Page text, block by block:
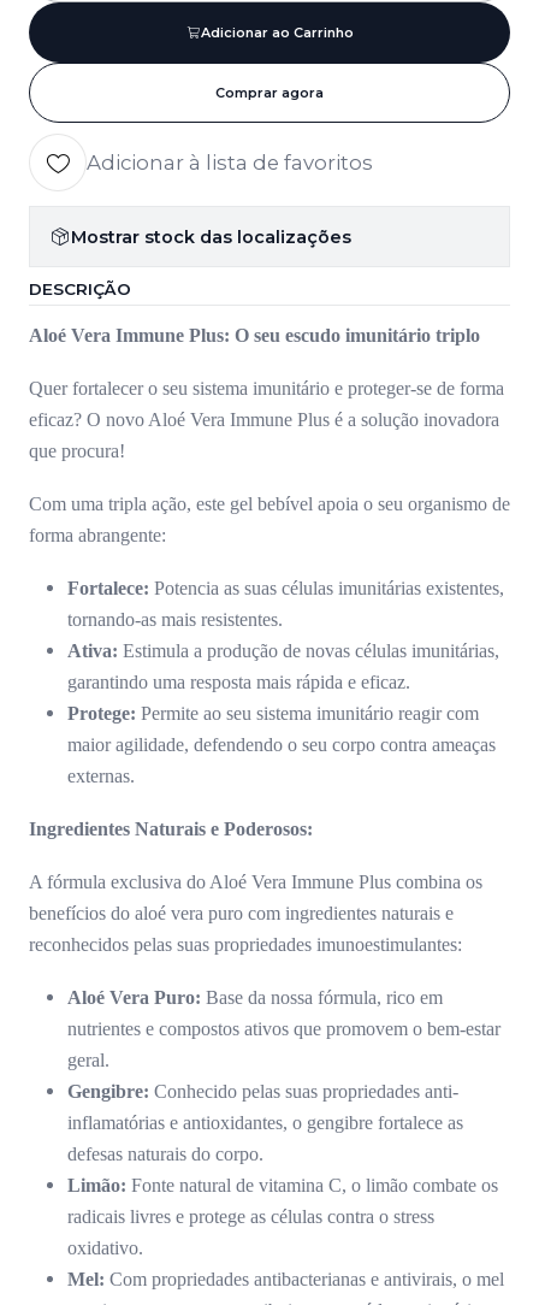
Adicionar ao Carrinho
Comprar agora
Adicionar à lista de favoritos
Mostrar stock das localizações
DESCRIÇÃO
Aloé Vera Immune Plus: O seu escudo imunitário triplo
Quer fortalecer o seu sistema imunitário e proteger-se de forma
eficaz? O novo Aloé Vera Immune Plus é a solução inovadora
que procura!
Com uma tripla ação, este gel bebível apoia o seu organismo de
forma abrangente:
Fortalece: Potencia as suas células imunitárias existentes,
tornando-as mais resistentes.
Ativa: Estimula a produção de novas células imunitárias,
garantindo uma resposta mais rápida e eficaz.
Protege: Permite ao seu sistema imunitário reagir com
maior agilidade, defendendo o seu corpo contra ameaças
externas.
Ingredientes Naturais e Poderosos:
A fórmula exclusiva do Aloé Vera Immune Plus combina os
benefícios do aloé vera puro com ingredientes naturais e
reconhecidos pelas suas propriedades imunoestimulantes:
Aloé Vera Puro: Base da nossa fórmula, rico em
nutrientes e compostos ativos que promovem o bem-estar
geral.
Gengibre: Conhecido pelas suas propriedades anti-
inflamatórias e antioxidantes, o gengibre fortalece as
defesas naturais do corpo.
Limão: Fonte natural de vitamina C, o limão combate os
radicais livres e protege as células contra o stress
oxidativo.
Mel: Com propriedades antibacterianas e antivirais, o mel